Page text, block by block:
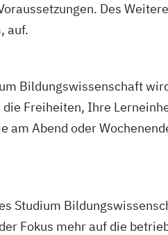
Des
, auf.
Bildungswissenschaft
Freiheiten, Ihre
am Abend oder
Studium
Fokus mehr auf die